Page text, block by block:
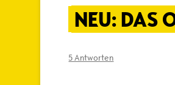
NEU: DAS
5 Antworten